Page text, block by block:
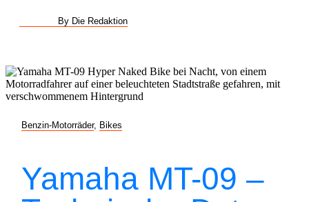
By Die Redaktion
Benzin-Motorräder, Bikes
Yamaha MT-09 –